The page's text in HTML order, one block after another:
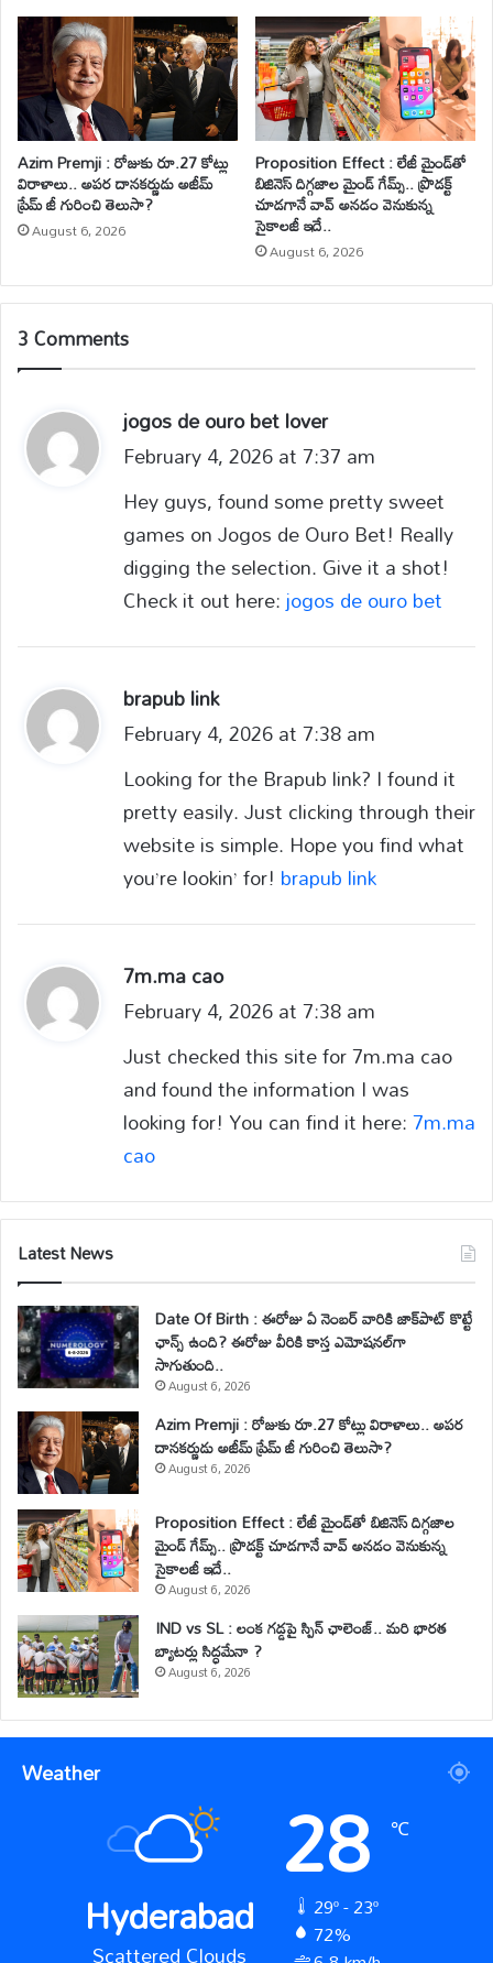
Azim Premji : రోజుకు రూ.27 కోట్లు
విరాళాలు.. అపర దానకర్ణుడు అజీమ్
ప్రేమ్ జీ గురించి తెలుసా?
August 6, 2026
Proposition Effect : లేజీ మైండ్‌తో
బిజినెస్ దిగ్గజాల మైండ్ గేమ్స్.. ప్రొడక్ట్
చూడగానే వావ్ అనడం వెనుకున్న
సైకాలజీ ఇదే..
August 6, 2026
3 Comments
jogos de ouro bet lovers
a
y
s
:
February 4, 2026 at 7:37 am
Hey guys, found some pretty sweet
games on Jogos de Ouro Bet! Really
digging the selection. Give it a shot!
Check it out here:jogos de ouro bet
brapub links
a
y
s
:
February 4, 2026 at 7:38 am
Looking for the Brapub link? I found it
pretty easily. Just clicking through their
website is simple. Hope you find what
you’re lookin’ for! brapub link
7m.ma caos
a
y
s
February 4, 2026 at 7:38 am
Just checked this site for 7m.ma cao
and found the information I was
looking for! You can find it here:7m.ma
cao
Latest News
Date Of Birth : ఈరోజు ఏ నెంబర్ వారికి జాక్‌పాట్ కొట్టే
ఛాన్స్ ఉంది? ఈరోజు వీరికి కాస్త ఎమోషనల్‌గా
సాగుతుంది..
August 6, 2026
Azim Premji : రోజుకు రూ.27 కోట్లు విరాళాలు.. అపర
దానకర్ణుడు అజీమ్ ప్రేమ్ జీ గురించి తెలుసా?
August 6, 2026
Proposition Effect : లేజీ మైండ్‌తో బిజినెస్ దిగ్గజాల
మైండ్ గేమ్స్.. ప్రొడక్ట్ చూడగానే వావ్ అనడం వెనుకున్న
సైకాలజీ ఇదే..
August 6, 2026
IND vs SL : లంక గడ్డపై స్పిన్ ఛాలెంజ్.. మరి భారత
బ్యాటర్లు సిద్ధమేనా ?
August 6, 2026
Weather
Hyderabad 28 ℃
29º - 23º
72%